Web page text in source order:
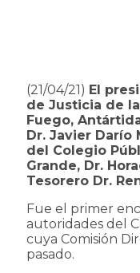
(21/04/21) El
de Justicia de
Fuego,
Dr. Javier
del Colegio
Grande, Dr.
Tesorero Dr.
Fue el primer
autoridades del
cuya Comisión
pasado.